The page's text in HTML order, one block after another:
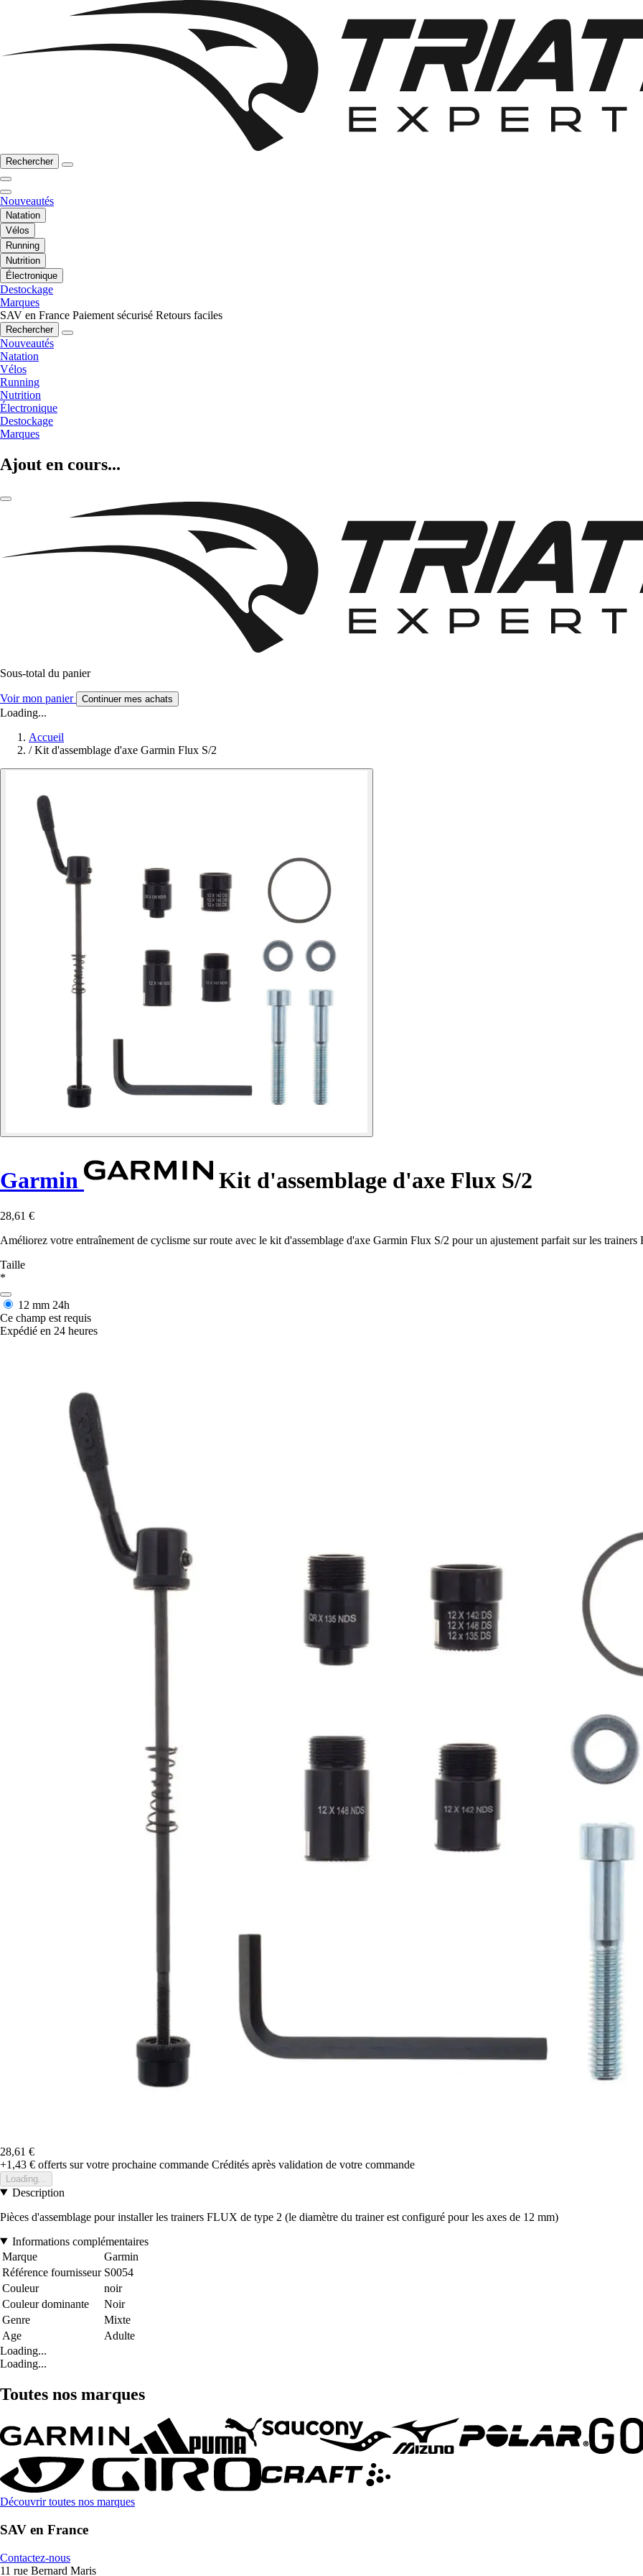
Rechercher
Nouveautés
Natation
Vélos
Running
Nutrition
Électronique
Destockage
Marques
SAV en France Paiement sécurisé Retours faciles
Rechercher
Nouveautés
Natation
Vélos
Running
Nutrition
Électronique
Destockage
Marques
Ajout en cours...
Sous-total du panier
Voir mon panier Continuer mes achats
Loading...
Accueil
/ Kit d'assemblage d'axe Garmin Flux S/2
Garmin Kit d'assemblage d'axe Flux S/2
28,61 €
Améliorez votre entraînement de cyclisme sur route avec le kit d'assemblage d'axe Garmin Flux S/2 pour un ajustement parfait sur les
Taille
*
12 mm 24h
Ce champ est requis
Expédié en 24 heures
28,61 €
+1,43 € offerts sur votre prochaine commande Crédités après validation de votre commande
Loading...
Description
Pièces d'assemblage pour installer les trainers FLUX de type 2 (le diamètre du trainer est configuré pour les axes de 12 mm)
Informations complémentaires
Marque
Garmin
Référence fournisseur S0054
Couleur
noir
Couleur dominante
Noir
Genre
Mixte
Age
Adulte
Loading...
Loading...
Toutes nos marques
Découvrir toutes nos marques
SAV en France
Contactez-nous
11 rue Bernard Maris